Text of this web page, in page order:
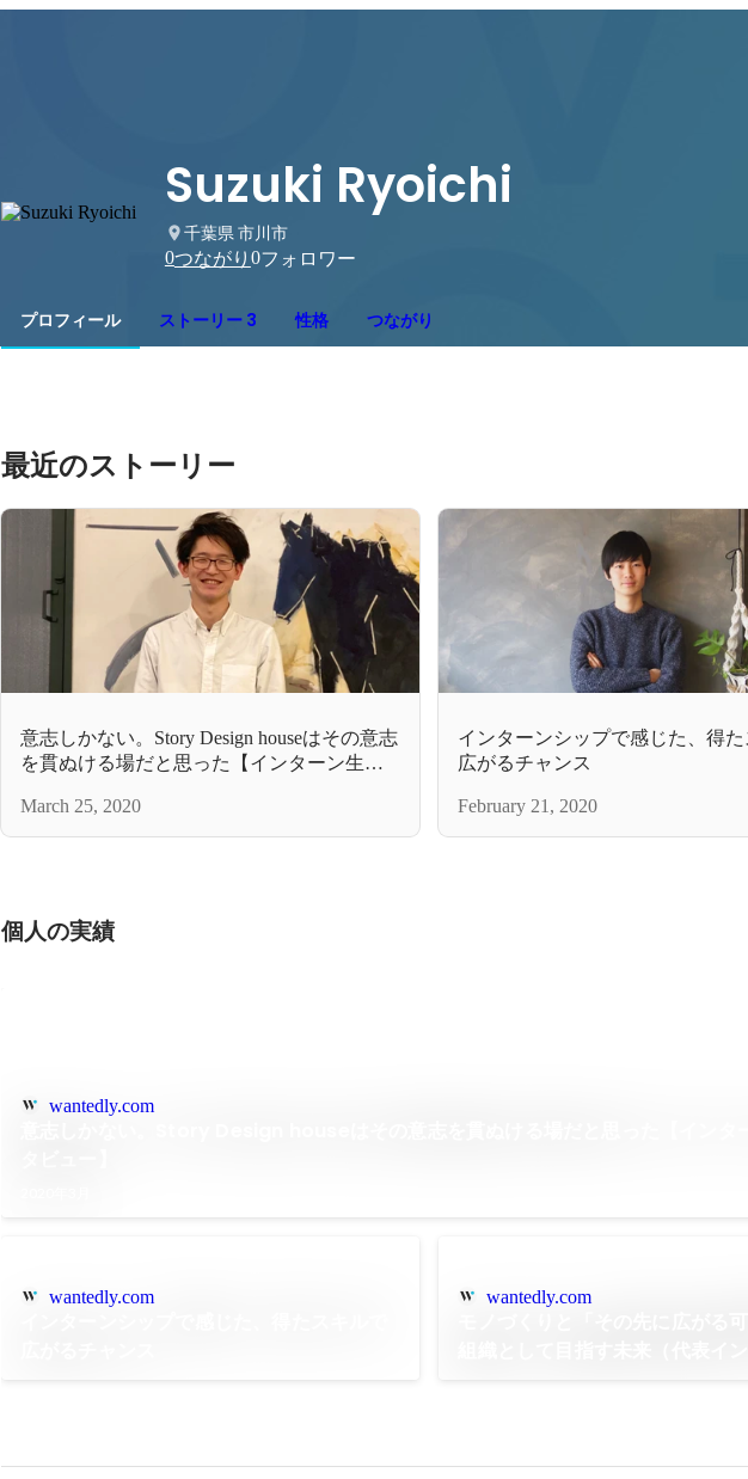
Suzuki Ryoichi
千葉県 市川市
0つながり 0フォロワー
プロフィール ストーリー 3 性格 つながり
最近のストーリー
意志しかない。Story Design houseはその意志
を貫ぬける場だと思った【インターン生イ
March 25, 2020
インターンシップで感じた、得
広がるチャンス
February 21, 2020
個人の実績
wantedly.com
wantedly.com wantedly.com